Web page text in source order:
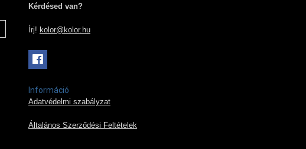
Kérdésed van?
Írj! kolor@kolor.hu
Információ
Adatvédelmi szabályzat
Általános Szerződési Feltételek